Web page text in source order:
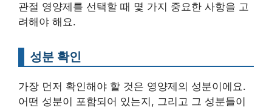
관절 영양제를 선택할 때 몇 가지 중요한 사항을 고
려해야 해요.
성분 확인
가장 먼저 확인해야 할 것은 영양제의 성분이에요.
어떤 성분이 포함되어 있는지, 그리고 그 성분들이